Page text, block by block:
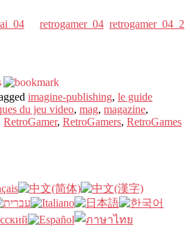
retrogamer_04 retrogamer_04_2
imagine-publishing, le guide
du jeu video, mag, magazine,
RetroGamer, RetroGamers, RetroGames